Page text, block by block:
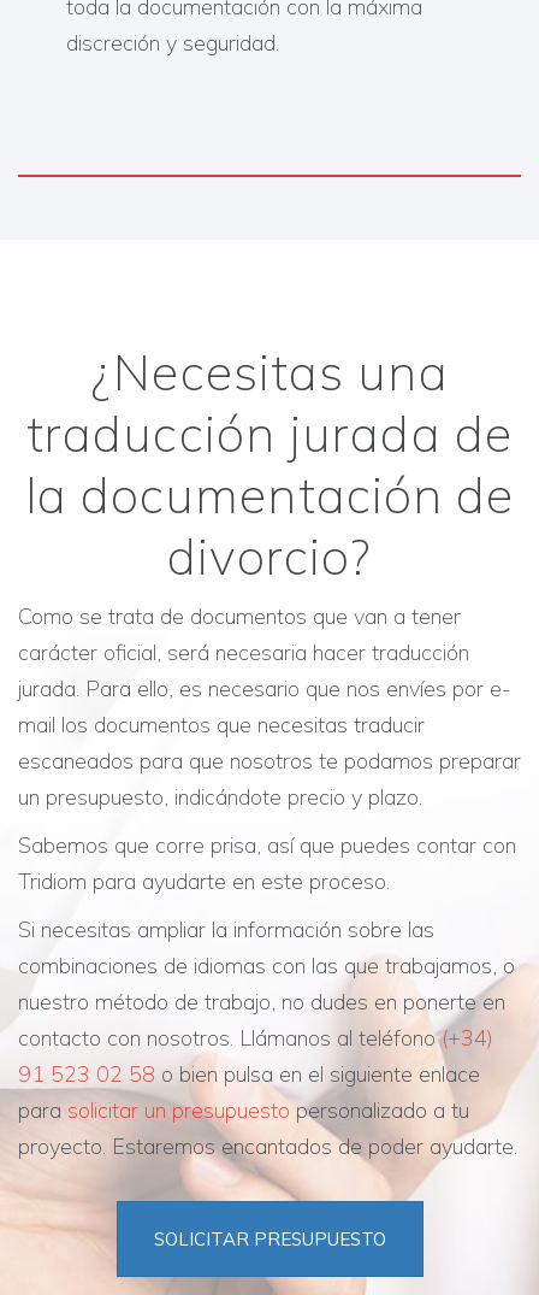
toda la documentación con la máxima
discreción y seguridad.
¿Necesitas una
traducción jurada de
la documentación de
divorcio?
Como se trata de documentos que van a tener
carácter oficial, será necesaria hacer traducción
jurada. Para ello, es necesario que nos envíes por e-
mail los documentos que necesitas traducir
escaneados para que nosotros te podamos preparar
un presupuesto, indicándote precio y plazo.
Sabemos que corre prisa, así que puedes contar con
Tridiom para ayudarte en este proceso.
Si necesitas ampliar la información sobre las
combinaciones de idiomas con las que trabajamos, o
nuestro método de trabajo, no dudes en ponerte en
contacto con nosotros. Llámanos al teléfono(+34)
91 523 02 58 o bien pulsa en el siguiente enlace
para solicitar un presupuesto personalizado a tu
proyecto. Estaremos encantados de poder ayudarte.
SOLICITAR PRESUPUESTO